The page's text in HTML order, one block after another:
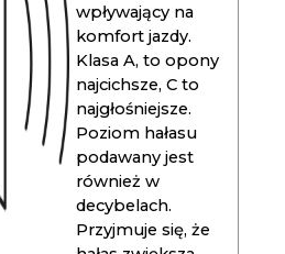
wpływający na
komfort jazdy.
Klasa A, to opony
najcichsze, C to
najgłośniejsze.
Poziom hałasu
podawany jest
również w
decybelach.
Przyjmuje się, że